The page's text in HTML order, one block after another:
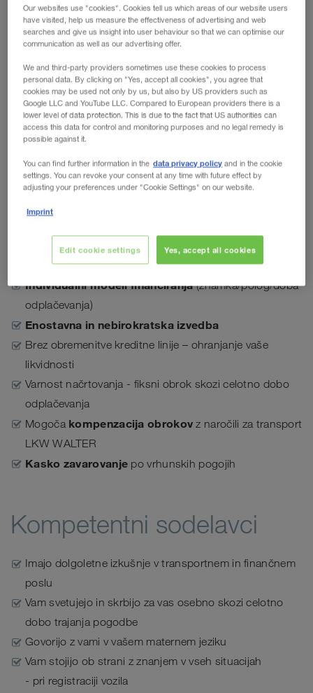
WALTER LAGER-BETRIEBE GmbH
WALTER LEASING GmbH
WALTER REAL ESTATE GmbH
Zakaj WALTER LEASING?
Pri WALTER LEASING vas pričakuje obsežna ponudba
novih in rabljenih polprikolic in vlečnih vozil.
Izkoristite tudi vi našo vrhunsko storitev! Naši izkušeni
sodelavci vas spremljajo skozi celotno dobo trajanja.
Vaše prednosti
Široka paleta izdelkov
novih in rabljenih vozil - takoj
na voljo!
Individualni modeli financiranja(znamka/polog/doba
odplačevanja)
Enostavna in nebirokratska izvedba
Brez obremenitve kreditne linije – ohranjanje vaše
likvidnosti
Varnost načrtovanja - fiksni obrok skozi celotno dobo
odplačevanja
Mogoča kompenzacija obrokov z naročili za transport
LKW WALTER
Kasko zavarovanje po vrhunskih pogojih
Kompetentni sodelavci
Imajo dolgoletne izkušnje v transportnem in finančnem
poslu
Vam svetujejo in skrbijo za vas osebno skozi celotno
dobo trajanja pogodbe
Govorijo z vami v vašem maternem jeziku
Vam stojijo ob strani z znanjem v vseh situacijah
- pri registraciji vozila
Our websites use "cookies". Cookies tell us which areas of our website users
have visited, help us measure the effectiveness of advertising and web
searches and give us insight into user behaviour so that we can optimise our
communication as well as our advertising offer.
We and third-party providers sometimes use these cookies to process
personal data. By clicking on "Yes, accept all cookies", you agree that
cookies may be used not only by us, but also by US providers such as
Google LLC and YouTube LLC. Compared to European providers there is a
lower level of data protection. This is due to the fact that US authorities can
access this data for control and monitoring purposes and no legal remedy is
possible against it.
You can find further information in the data privacy policy and in the cookie
settings. You can revoke your consent at any time with future effect by
adjusting your preferences under "Cookie Settings" on our website.
Imprint
Yes, accept all cookies
Edit cookie settings